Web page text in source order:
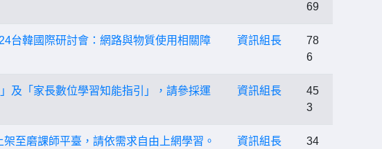
69
台韓國際研討會：網路與物質使用相關障
資訊組長
78
6
及「家長數位學習知能指引」，請參採運
資訊組長
45
3
至磨課師平臺，請依需求自由上網學習。 資訊組長
34